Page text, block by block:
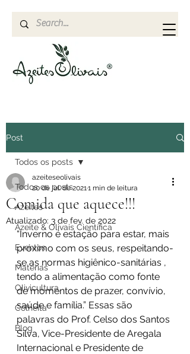
Post
Todos os posts
Azeites
Azeite & Olivais Científica
Eventos
Matérias
Olivicultura
Colheita
Blog
Todos os posts
Comida que aquece!!!
azeiteseolivais
20 de jul. de 20211 min de leitura
Atualizado: 3 de fev. de 2022
“Inverno é estação para estar, mais
próximo com os seus, respeitando-
se as normas higiênico-sanitárias ,
tendo a alimentação como fonte
de momentos de prazer, convívio,
saúde e família.” Essas são
palavras do Prof. Celso dos Santos
Silva, Vice-Presidente de Aregala
Internacional e Presidente de